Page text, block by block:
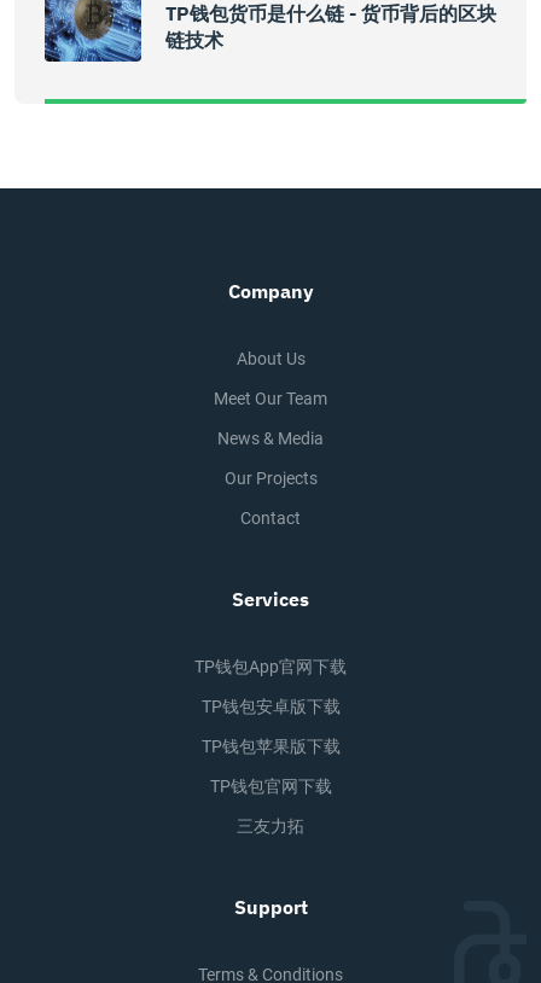
TP钱包货币是什么链 - 货币背后的区块
链技术
Company
About Us
Meet Our Team
News & Media
Our Projects
Contact
Services
TP钱包app官网下载
TP钱包安卓版下载
TP钱包苹果版下载
TP钱包官网下载
三友力拓
Support
Terms & Conditions